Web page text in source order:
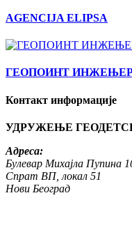
AGENCIJA ELIPSA
ГЕОПОИНТ
Контакт информације
УДРУЖЕЊЕ
Адреса:
Булевар Михајла Пупина
Спрат ВП, локал 51
Нови Београд